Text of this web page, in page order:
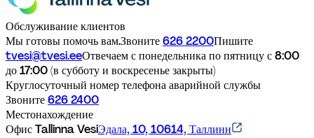
Обслуживание клиентов
Мы готовы помочь вам.Звоните 626 2200Пишите
tvesi@tvesi.eeОтвечаем с понедельника по пятницу с 8:00
до 17:00 (в субботу и воскресенье закрыты)
Круглосуточный номер телефона аварийной службы
Звоните 626 2400
Местонахождение
Офис Tallinna VesiЭдала, 10, 10614, Таллинн